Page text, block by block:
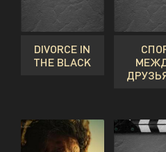
DIVORCE IN
THE BLACK